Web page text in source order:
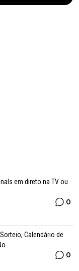
em direto na TV ou
0
Calendário de
0